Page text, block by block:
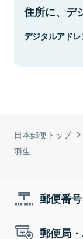
日本郵便トップ
羽生
住所に、デ
デジタルアドレ
郵便番
郵便局